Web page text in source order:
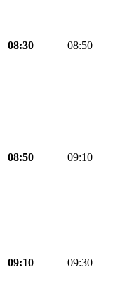
08:30 08:50
08:50 09:10
09:10 09:30